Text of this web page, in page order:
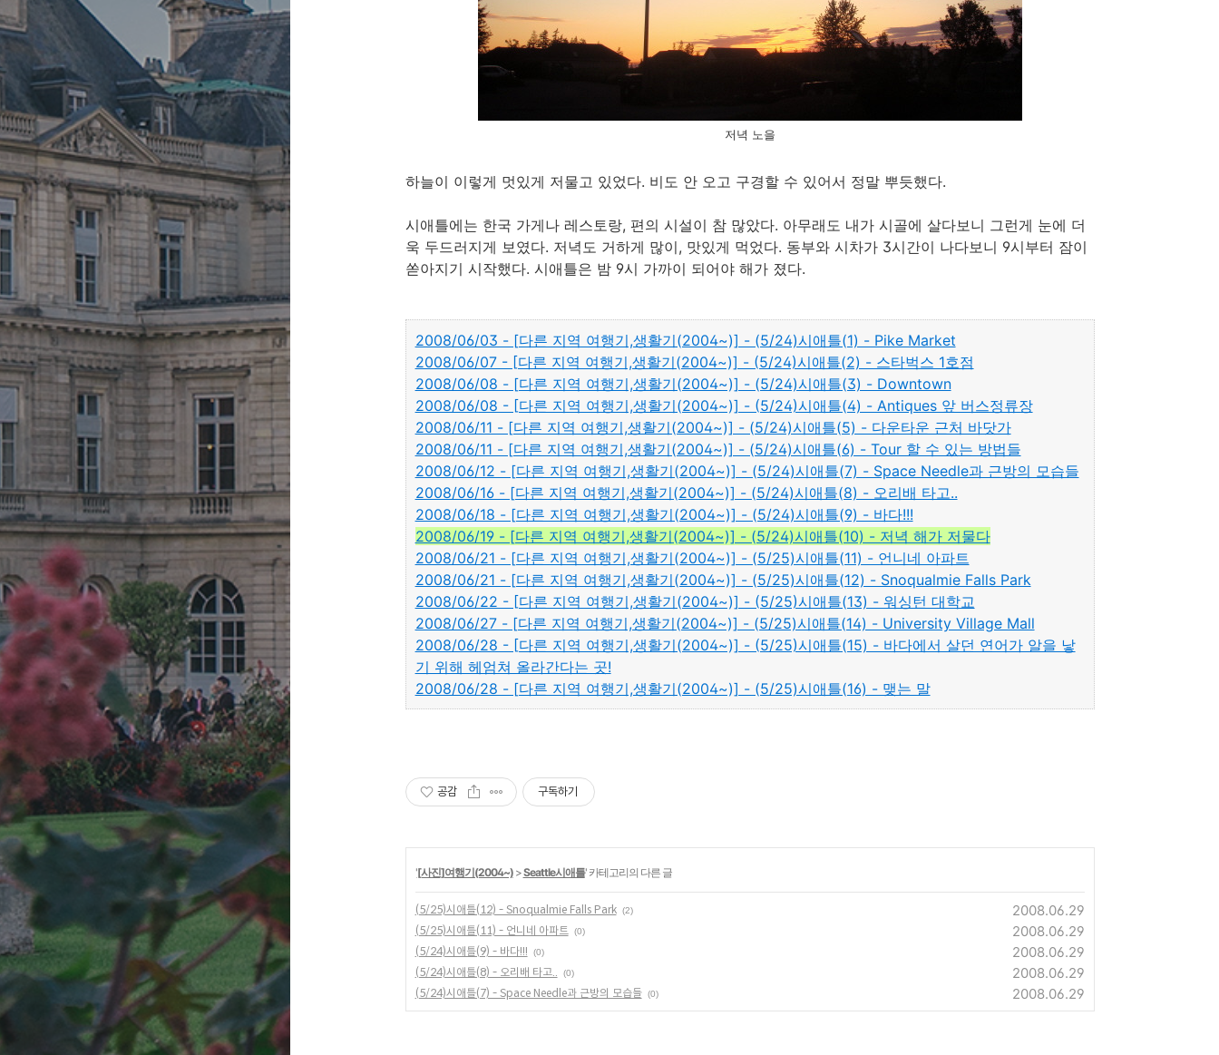
저녁 노을
하늘이 이렇게 멋있게 저물고 있었다. 비도 안 오고 구경할 수 있어서 정말 뿌듯했다.
시애틀에는 한국 가게나 레스토랑, 편의 시설이 참 많았다. 아무래도 내가 시골에 살다보니 그런게 눈에 더
욱 두드러지게 보였다. 저녁도 거하게 많이, 맛있게 먹었다. 동부와 시차가 3시간이 나다보니 9시부터 잠이
쏟아지기 시작했다. 시애틀은 밤 9시 가까이 되어야 해가 졌다.
2008/06/03 - [다른 지역 여행기,생활기(2004~)] - (5/24)시애틀(1) - Pike Market
2008/06/07 - [다른 지역 여행기,생활기(2004~)] - (5/24)시애틀(2) - 스타벅스 1호점
2008/06/08 - [다른 지역 여행기,생활기(2004~)] - (5/24)시애틀(3) - Downtown
2008/06/08 - [다른 지역 여행기,생활기(2004~)] - (5/24)시애틀(4) - Antiques 앞 버스정류장
2008/06/11 - [다른 지역 여행기,생활기(2004~)] - (5/24)시애틀(5) - 다운타운 근처 바닷가
2008/06/11 - [다른 지역 여행기,생활기(2004~)] - (5/24)시애틀(6) - Tour 할 수 있는 방법들
2008/06/12 - [다른 지역 여행기,생활기(2004~)] - (5/24)시애틀(7) - Space Needle과 근방의 모습들
2008/06/16 - [다른 지역 여행기,생활기(2004~)] - (5/24)시애틀(8) - 오리배 타고..
2008/06/18 - [다른 지역 여행기,생활기(2004~)] - (5/24)시애틀(9) - 바다!!!
2008/06/19 - [다른 지역 여행기,생활기(2004~)] - (5/24)시애틀(10) - 저녁 해가 저물다
2008/06/21 - [다른 지역 여행기,생활기(2004~)] - (5/25)시애틀(11) - 언니네 아파트
2008/06/21 - [다른 지역 여행기,생활기(2004~)] - (5/25)시애틀(12) - Snoqualmie Falls Park
2008/06/22 - [다른 지역 여행기,생활기(2004~)] - (5/25)시애틀(13) - 워싱턴 대학교
2008/06/27 - [다른 지역 여행기,생활기(2004~)] - (5/25)시애틀(14) - University Village Mall
2008/06/28 - [다른 지역 여행기,생활기(2004~)] - (5/25)시애틀(15) - 바다에서 살던 연어가 알을 낳
기 위해 헤엄쳐 올라간다는 곳!
2008/06/28 - [다른 지역 여행기,생활기(2004~)] - (5/25)시애틀(16) - 맺는 말
공감 구독하기
'[사진]여행기(2004~)>Seattle시애틀' 카테고리의 다른 글
(5/25)시애틀(12) - Snoqualmie Falls Park (2) 2008.06.29
(5/25)시애틀(11) - 언니네 아파트 (0) 2008.06.29
(5/24)시애틀(9) - 바다!!! (0) 2008.06.29
(5/24)시애틀(8) - 오리배 타고.. (0) 2008.06.29
(5/24)시애틀(7) - Space Needle과 근방의 모습들 (0) 2008.06.29